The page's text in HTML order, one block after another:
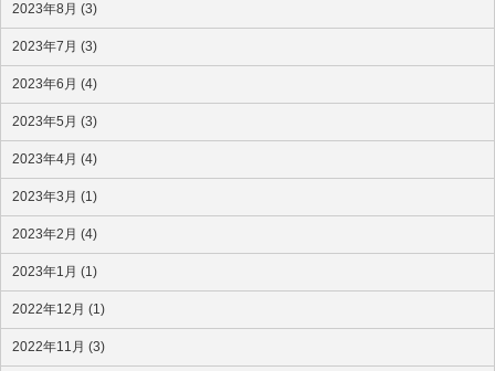
2023年8月 (3)
2023年7月 (3)
2023年6月 (4)
2023年5月 (3)
2023年4月 (4)
2023年3月 (1)
2023年2月 (4)
2023年1月 (1)
2022年12月 (1)
2022年11月 (3)